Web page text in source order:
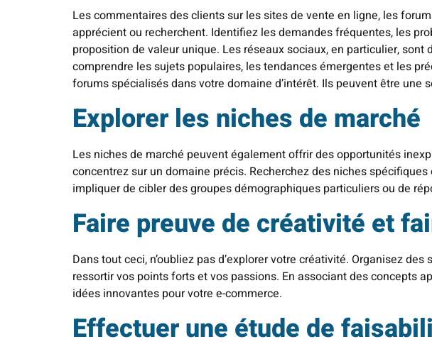
Les commentaires des clients sur les sites de vente en ligne, les
apprécient ou recherchent. Identifiez les demandes fréquentes, les
proposition de valeur unique. Les réseaux sociaux, en particulier,
comprendre les sujets populaires, les tendances émergentes et les
forums spécialisés dans votre domaine d’intérêt. Ils peuvent être
Explorer les niches de marché
Les niches de marché peuvent également offrir des opportunités
concentrez sur un domaine précis. Recherchez des niches
impliquer de cibler des groupes démographiques particuliers ou de
Faire preuve de créativité et
Dans tout ceci, n’oubliez pas d’explorer votre créativité. Organisez
ressortir vos points forts et vos passions. En associant des concepts
idées innovantes pour votre e-commerce.
Effectuer une étude de